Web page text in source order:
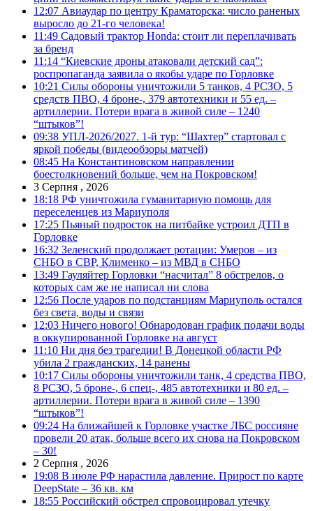
12:07 Авиаудар по центру Краматорска: число раненых
выросло до 21-го человека!
11:49 Садовый трактор Honda: стоит ли переплачивать
за бренд
11:14 “Киевские дроны атаковали детский сад”:
роспропаганда заявила о якобы ударе по Горловке
10:21 Силы обороны уничтожили 5 танков, 4 РСЗО, 5
средств ПВО, 4 броне-, 379 автотехники и 55 ед. –
артиллерии. Потери врага в живой силе – 1240
“штыков”!
09:38 УПЛ-2026/2027. 1-й тур: “Шахтер” стартовал с
яркой победы (видеообзоры матчей)
08:45 На Константиновском направлении
боестолкновений больше, чем на Покровском!
3 Серпня , 2026
18:18 РФ уничтожила гуманитарную помощь для
переселенцев из Мариуполя
17:25 Пьяный подросток на питбайке устроил ДТП в
Горловке
16:32 Зеленский продолжает ротации: Умеров – из
СНБО в СВР, Клименко – из МВД в СНБО
13:49 Гауляйтер Горловки “насчитал” 8 обстрелов, о
которых сам же не написал ни слова
12:56 После ударов по подстанциям Мариуполь остался
без света, воды и связи
12:03 Ничего нового! Обнародован график подачи воды
в оккупированной Горловке на август
11:10 Ни дня без трагедии! В Донецкой области РФ
убила 2 гражданских, 14 ранены
10:17 Силы обороны уничтожили танк, 4 средства ПВО,
8 РСЗО, 5 броне-, 6 спец-, 485 автотехники и 80 ед. –
артиллерии. Потери врага в живой силе – 1390
“штыков”!
09:24 На ближайшей к Горловке участке ЛБС россияне
провели 20 атак, больше всего их снова на Покровском
– 30!
2 Серпня , 2026
19:08 В июле РФ нарастила давление. Прирост по карте
DeepState – 36 кв. км
18:55 Российский обстрел спровоцировал утечку